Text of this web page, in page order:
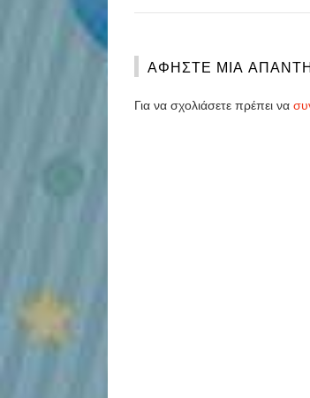
ΑΦΉΣΤΕ ΜΙΑ
Για να σχολιάσετε πρέπει να